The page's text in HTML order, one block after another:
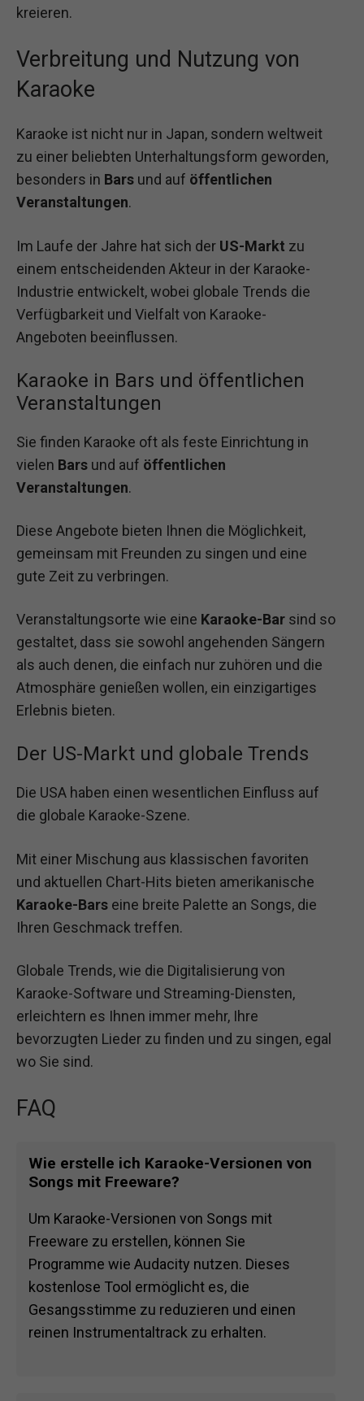
kreieren.
Verbreitung und Nutzung von
Karaoke
Karaoke ist nicht nur in Japan, sondern weltweit
zu einer beliebten Unterhaltungsform geworden,
besonders in Bars und auf öffentlichen
Veranstaltungen.
Im Laufe der Jahre hat sich der US-Markt zu
einem entscheidenden Akteur in der Karaoke-
Industrie entwickelt, wobei globale Trends die
Verfügbarkeit und Vielfalt von Karaoke-
Angeboten beeinflussen.
Karaoke in Bars und öffentlichen
Veranstaltungen
Sie finden Karaoke oft als feste Einrichtung in
vielen Bars und auf öffentlichen
Veranstaltungen.
Diese Angebote bieten Ihnen die Möglichkeit,
gemeinsam mit Freunden zu singen und eine
gute Zeit zu verbringen.
Veranstaltungsorte wie eine Karaoke-Bar sind so
gestaltet, dass sie sowohl angehenden Sängern
als auch denen, die einfach nur zuhören und die
Atmosphäre genießen wollen, ein einzigartiges
Erlebnis bieten.
Der US-Markt und globale Trends
Die USA haben einen wesentlichen Einfluss auf
die globale Karaoke-Szene.
Mit einer Mischung aus klassischen favoriten
und aktuellen Chart-Hits bieten amerikanische
Karaoke-Bars eine breite Palette an Songs, die
Ihren Geschmack treffen.
Globale Trends, wie die Digitalisierung von
Karaoke-Software und Streaming-Diensten,
erleichtern es Ihnen immer mehr, Ihre
bevorzugten Lieder zu finden und zu singen, egal
wo Sie sind.
FAQ
Wie erstelle ich Karaoke-Versionen von
Songs mit Freeware?
Um Karaoke-Versionen von Songs mit
Freeware zu erstellen, können Sie
Programme wie Audacity nutzen. Dieses
kostenlose Tool ermöglicht es, die
Gesangsstimme zu reduzieren und einen
reinen Instrumentaltrack zu erhalten.